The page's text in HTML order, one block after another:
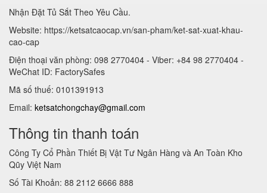
Nhận Đặt Tủ Sắt Theo Yêu Cầu.
Website: https://ketsatcaocap.vn/san-pham/ket-sat-xuat-khau-
cao-cap
Điện thoại văn phòng: 098 2770404 - Viber: +84 98 2770404 -
WeChat ID: FactorySafes
Mã số thuế: 0101391913
Email: ketsatchongchay@gmail.com
Thông tin thanh toán
Công Ty Cổ Phần Thiết Bị Vật Tư Ngân Hàng và An Toàn Kho
Qũy Việt Nam
Số Tài Khoản: 88 2112 6666 888